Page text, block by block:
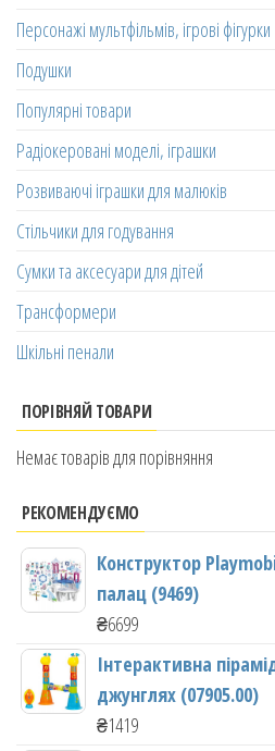
Персонажі мультфільмів, ігрові фігурки
Подушки
Популярні товари
Радіокеровані моделі, іграшки
Розвиваючі іграшки для малюків
Стільчики для годування
Сумки та аксесуари для дітей
Трансформери
Шкільні пенали
ПОРІВНЯЙ ТОВАРИ
Немає товарів для порівняння
РЕКОМЕНДУЄМО
Конструктор
палац (9469)
₴6699
Інтерактивна
джунглях (07905.00)
₴1419